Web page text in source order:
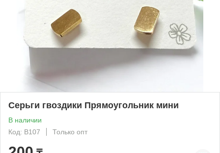
Серьги гвоздики Прямоугольник мини
В наличии
Код: B107
Только опт